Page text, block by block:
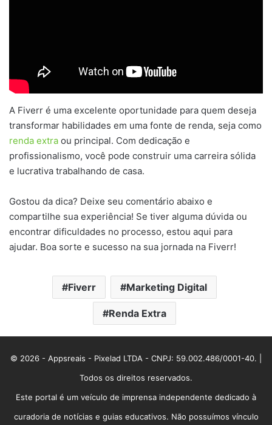
A Fiverr é uma excelente oportunidade para quem deseja
transformar habilidades em uma fonte de renda, seja como
renda extra ou principal. Com dedicação e
profissionalismo, você pode construir uma carreira sólida
e lucrativa trabalhando de casa.
Gostou da dica? Deixe seu comentário abaixo e
compartilhe sua experiência! Se tiver alguma dúvida ou
encontrar dificuldades no processo, estou aqui para
ajudar. Boa sorte e sucesso na sua jornada na Fiverr!
Fiverr Marketing Digital
Renda Extra
© 2026 - Appsreais - Pixelad LTDA - CNPJ: 59.002.486/0001-40. |
Todos os direitos reservados.
Este portal é um veículo de imprensa independente dedicado à
curadoria de notícias e guias educativos. Não possuímos vínculo